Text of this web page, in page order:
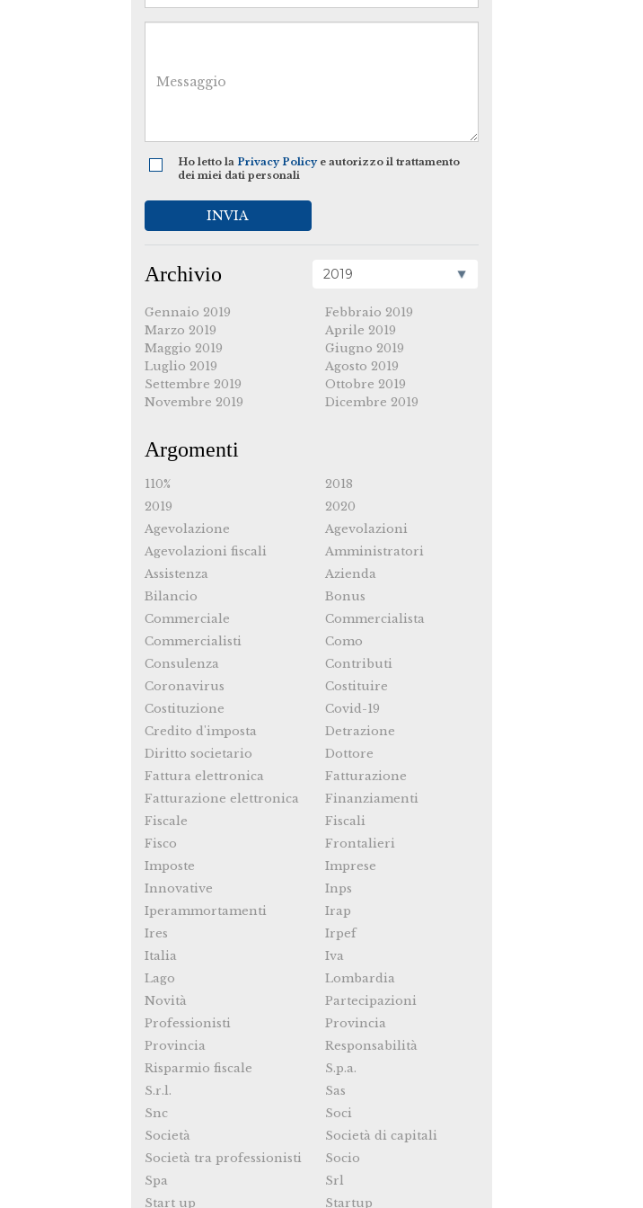
Ho letto la Privacy Policye autorizzo il trattamento
dei miei dati personali
INVIA
Archivio
Gennaio 2019
Febbraio 2019
Marzo 2019
Aprile 2019
Maggio 2019
Giugno 2019
Luglio 2019
Agosto 2019
Settembre 2019
Ottobre 2019
Novembre 2019
Dicembre 2019
Argomenti
110%
2018
2019
2020
Agevolazione
Agevolazioni
Agevolazioni fiscali
Amministratori
Assistenza
Azienda
Bilancio
Bonus
Commerciale
Commercialista
Commercialisti
Como
Consulenza
Contributi
Coronavirus
Costituire
Costituzione
Covid-19
Credito d'imposta
Detrazione
Diritto societario
Dottore
Fattura elettronica
Fatturazione
Fatturazione elettronica
Finanziamenti
Fiscale
Fiscali
Fisco
Frontalieri
Imposte
Imprese
Innovative
Inps
Iperammortamenti
Irap
Ires
Irpef
Italia
Iva
Lago
Lombardia
Novità
Partecipazioni
Professionisti
Provincia
Provincia
Responsabilità
Risparmio fiscale
S.p.a.
S.r.l.
Sas
Snc
Soci
Società
Società di capitali
Società tra professionisti
Socio
Spa
Srl
Start up
Startup